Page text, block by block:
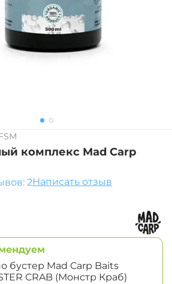
комплекс Mad Carp
2Написать отзыв
бустер Mad Carp Baits
CRAB (Монстр Краб)